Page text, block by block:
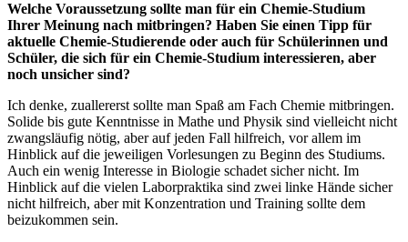
Welche Voraussetzung sollte man für ein Chemie-Studium
Ihrer Meinung nach mitbringen? Haben Sie einen Tipp für
aktuelle Chemie-Studierende oder auch für Schülerinnen und
Schüler, die sich für ein Chemie-Studium interessieren, aber
noch unsicher sind?
Ich denke, zuallererst sollte man Spaß am Fach Chemie mitbringen.
Solide bis gute Kenntnisse in Mathe und Physik sind vielleicht nicht
zwangsläufig nötig, aber auf jeden Fall hilfreich, vor allem im
Hinblick auf die jeweiligen Vorlesungen zu Beginn des Studiums.
Auch ein wenig Interesse in Biologie schadet sicher nicht. Im
Hinblick auf die vielen Laborpraktika sind zwei linke Hände sicher
nicht hilfreich, aber mit Konzentration und Training sollte dem
beizukommen sein.